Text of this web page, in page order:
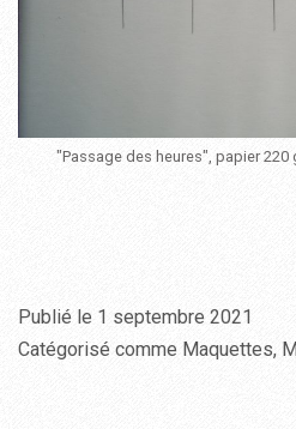
"Passage des heures", papier 220
Publié le 1 septembre 2021
Catégorisé comme Maquettes,